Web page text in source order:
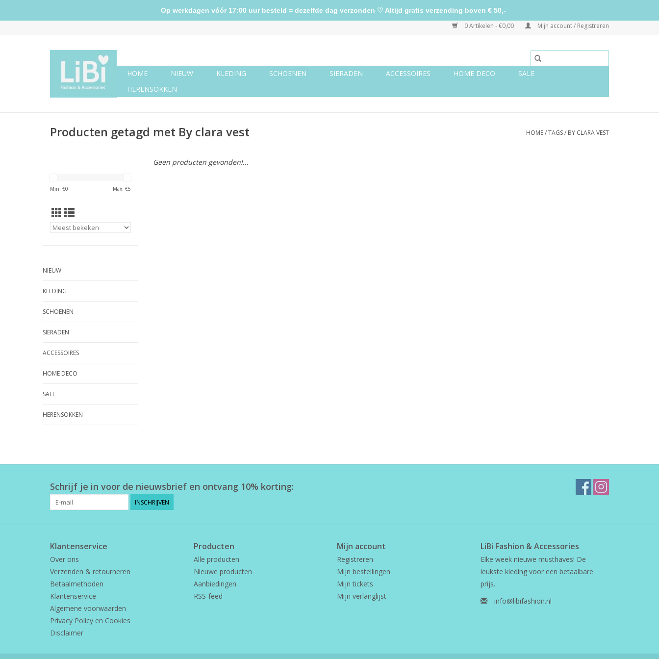
0 Artikelen - €0,00 Mijn account / Registreren
HOME NIEUW KLEDING SCHOENEN SIERADEN ACCESSOIRES HOME DECO
SALE
HERENSOKKEN
Producten getagd met By clara vest HOME/TAGS/ BY CLARA VEST
Min: €0 Max: €5
NIEUW
KLEDING
SCHOENEN
SIERADEN
ACCESSOIRES
HOME DECO
SALE
HERENSOKKEN
Geen producten gevonden!...
Schrijf je in voor de nieuwsbrief en ontvang 10% korting:
INSCHRIJVEN
Klantenservice
Over ons
Verzenden & retourneren
Betaalmethoden
Klantenservice
Algemene voorwaarden
Privacy Policy en Cookies
Disclaimer
Producten
Alle producten
Nieuwe producten
Aanbiedingen
RSS-feed
Mijn account
Registreren
Mijn bestellingen
Mijn tickets
Mijn verlanglijst
LiBi Fashion & Accessories
Elke week nieuwe musthaves! De
leukste kleding voor een betaalbare
prijs.
info@libifashion.nl
Op werkdagen vóór 17:00 uur besteld = dezelfde dag verzonden ♡ Altijd gratis verzending boven € 50,-